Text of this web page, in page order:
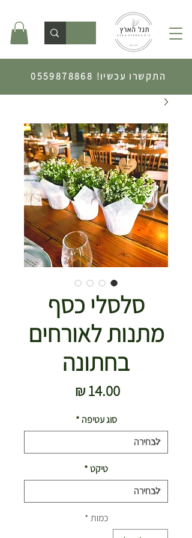
התקשרו עכשיו! 0559878868
סלסלי כסף
מתנות לאורחים
בחתונה
סוג עטיפה *
טיקט*
כמות *